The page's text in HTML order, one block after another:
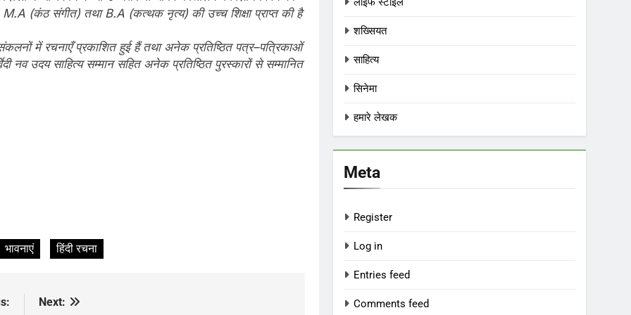
(कंठ संगीत) तथा B.A (कत्थक नृत्य) की उच्च शिक्षा प्राप्त की है
में रचनाएँ प्रकाशित हुई हैं तथा अनेक प्रतिष्ठित पत्र–पत्रिकाओं
नव उदय साहित्य सम्मान सहित अनेक प्रतिष्ठित पुरस्कारों से सम्मानित
भावनाएं हिंदी रचना
Next:
शख्सियत
साहित्य
सिनेमा
हमारे लेखक
Meta
Register
Log in
Entries feed
Comments feed